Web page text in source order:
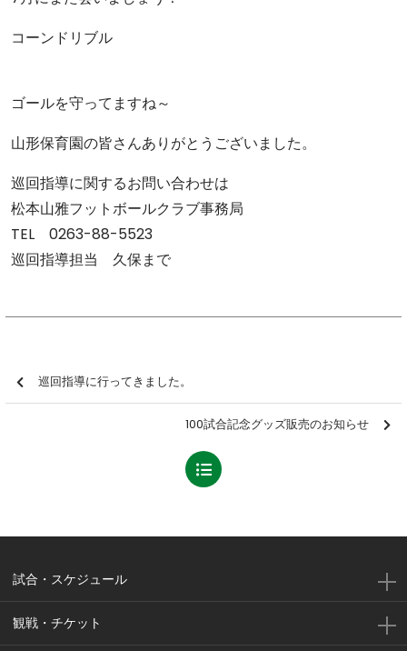
コーンドリブル
ゴールを守ってますね～
山形保育園の皆さんありがとうございました。
巡回指導に関するお問い合わせは
松本山雅フットボールクラブ事務局
TEL 0263-88-5523
巡回指導担当 久保まで
巡回指導に行ってきました。
100試合記念グッズ販売のお知らせ
試合・スケジュール
観戦・チケット